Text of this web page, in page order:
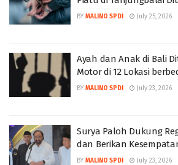
BY MALINO SPDI July 25, 2026
Ayah dan Anak di Bali
Motor di 12 Lokasi
BY MALINO SPDI July 23, 2026
Surya Paloh Dukung
dan Berikan
BY MALINO SPDI July 23, 2026